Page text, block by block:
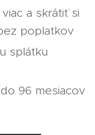
a skrátiť si
poplatkov
splátku
96 mesiacov